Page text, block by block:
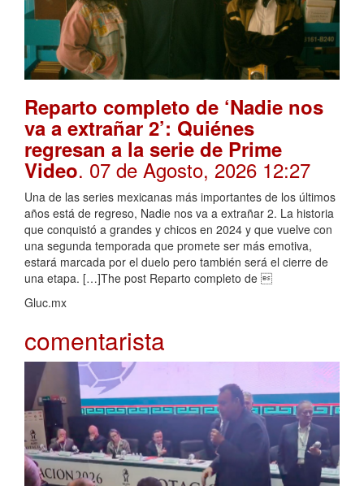
Reparto completo de ‘Nadie nos
va a extrañar 2’: Quiénes
regresan a la serie de Prime
Video. 07 de Agosto, 2026 12:27
Una de las series mexicanas más importantes de los últimos
años está de regreso, Nadie nos va a extrañar 2. La historia
que conquistó a grandes y chicos en 2024 y que vuelve con
una segunda temporada que promete ser más emotiva,
estará marcada por el duelo pero también será el cierre de
una etapa. […]The post Reparto completo de 
Gluc.mx
comentarista